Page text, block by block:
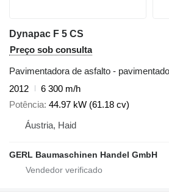
Dynapac F 5 CS
Preço sob consulta
Pavimentadora de asfalto -
2012
6 300 m/h
Potência 44.97 kW (61.18 cv)
Áustria, Haid
GERL Baumaschinen Handel GmbH